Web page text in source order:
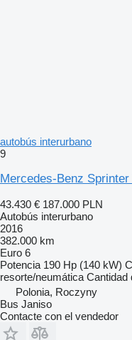
autobús interurbano
9
Mercedes-Benz Sprinter
43.430 € 187.000 PLN
Autobús interurbano
2016
382.000 km
Euro 6
Potencia 190 Hp (140 kW)
resorte/neumática Cantidad
Polonia, Roczyny
Bus Janiso
Contacte con el vendedor